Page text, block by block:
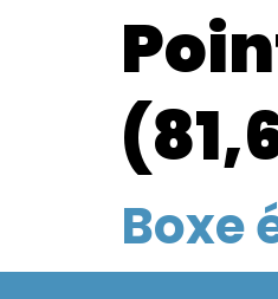
Boxe